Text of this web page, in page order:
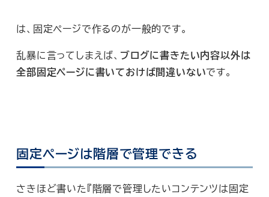
は、固定ページで作るのが一般的です。
乱暴に言ってしまえば、 ブログに書きたい内容以外は
全部固定ページに書いておけば間違いないです。
固定ページは階層で管理できる
さきほど書いた『階層で管理したいコンテンツは固定